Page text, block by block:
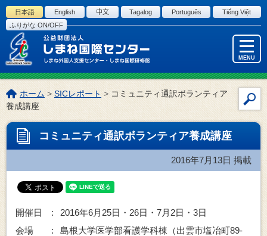
このページの本文へ
日本語 English 中文 Tagalog Português
Tiếng Việt
ふりがな ON/OFF
MENU
イ
検
索
こ
の
ペ
ホーム >SICレポート> コミュニティ通訳ボランティア
養成講座
コミュニティ通訳ボランティア養成講座
2016年7月13日 掲載
開催日 :
2016年6月25日・26日・7月2日・3日
会場 :
島根大学医学部看護学科棟（出雲市塩冶町89-